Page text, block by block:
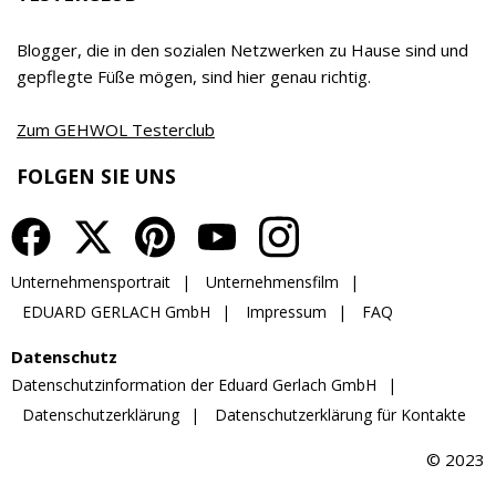
Gerlach-von Waldthausen geführt.